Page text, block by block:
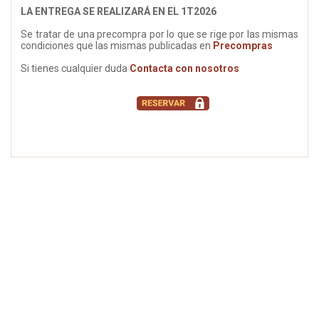
LA ENTREGA SE REALIZARÁ EN EL 1T2026
Se tratar de una precompra por lo que se rige por las mismas
condiciones que las mismas publicadas en Precompras
Si tienes cualquier duda Contacta con nosotros